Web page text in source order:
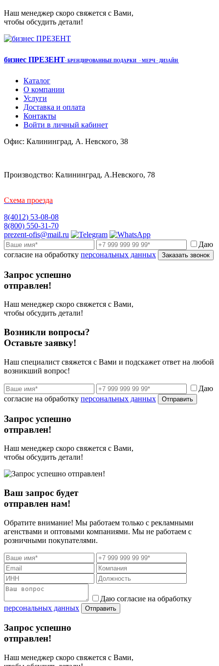
Наш менеджер скоро свяжется с Вами,
чтобы обсудить детали!
бизнес ПРЕЗЕНТ· БРЕНДИРОВАННЫЕ ПОДАРКИ · МЕРЧ · ДИЗАЙН
Каталог
О компании
Услуги
Доставка и оплата
Контакты
Войти в личный кабинет
Офис: Калининград, А. Невского, 38
Производство: Калининград, А.Невского, 78
Схема проезда
8(4012) 53-08-08
8(800) 550-31-70
prezent-ofis@mail.ru
Даю
согласие на обработку персональных данных Заказать звонок
Запрос успешно
отправлен!
Наш менеджер скоро свяжется с Вами,
чтобы обсудить детали!
Возникли вопросы?
Оставьте заявку!
Наш специалист свяжется с Вами и подскажет ответ на любой
возникший вопрос!
Даю
согласие на обработку персональных данных Отправить
Запрос успешно
отправлен!
Наш менеджер скоро свяжется с Вами,
чтобы обсудить детали!
Ваш запрос будет
отправлен нам!
Обратите внимание! Мы работаем только с рекламными
агенствами и оптовыми компаниями. Мы не работаем с
розничными покупателями.
Даю согласие на обработку
персональных данных
Отправить
Запрос успешно
отправлен!
Наш менеджер скоро свяжется с Вами,